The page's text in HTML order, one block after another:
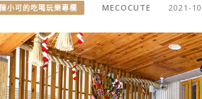
陳小可的吃喝玩樂專欄 MECOCUTE 2021-